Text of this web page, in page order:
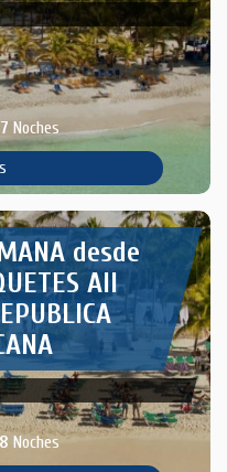
7 Noches
desde
All
8 Noches